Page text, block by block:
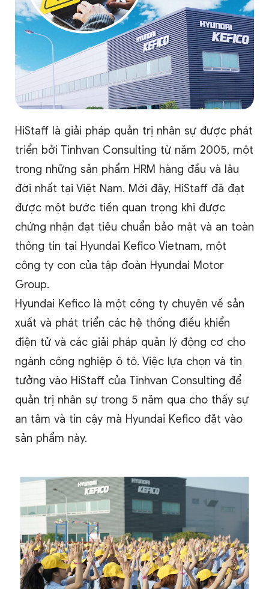
HiStaff là giải pháp quản trị nhân sự được phát
triển bởi Tinhvan Consulting từ năm 2005, một
trong những sản phẩm HRM hàng đầu và lâu
đời nhất tại Việt Nam. Mới đây, HiStaff đã đạt
được một bước tiến quan trọng khi được
chứng nhận đạt tiêu chuẩn bảo mật và an toàn
thông tin tại Hyundai Kefico Vietnam, một
công ty con của tập đoàn Hyundai Motor
Group.
Hyundai Kefico là một công ty chuyên về sản
xuất và phát triển các hệ thống điều khiển
điện tử và các giải pháp quản lý động cơ cho
ngành công nghiệp ô tô. Việc lựa chọn và tin
tưởng vào HiStaff của Tinhvan Consulting để
quản trị nhân sự trong 5 năm qua cho thấy sự
an tâm và tin cậy mà Hyundai Kefico đặt vào
sản phẩm này.